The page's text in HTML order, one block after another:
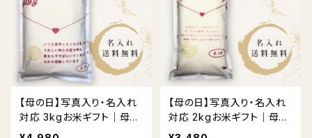
【母の日】写真入り・名入れ
対応 3kgお米ギフト｜母の
日限定デザイン
【母の日】写真入り・名入れ
対応 2kgお米ギフト｜母の
日限定デザイン